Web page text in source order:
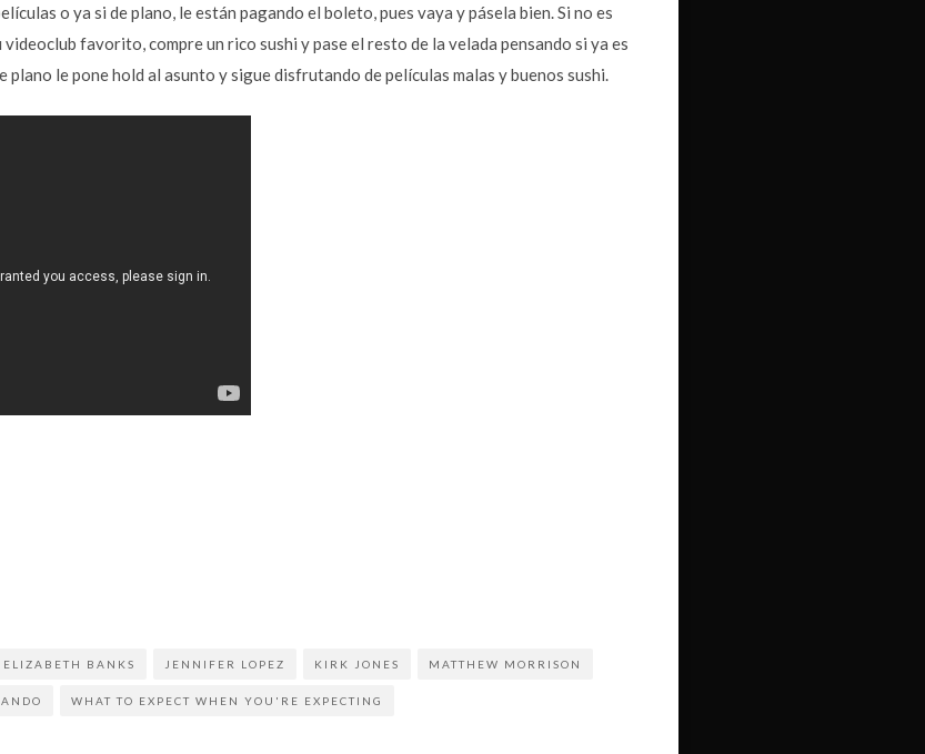
o ya si de plano, le están pagando el boleto, pues vaya y pásela bien. Si no es
favorito, compre un rico sushi y pase el resto de la velada pensando si ya es
plano le pone hold al asunto y sigue disfrutando de películas malas y buenos sushi.
ELIZABETH BANKS JENNIFER LOPEZ KIRK JONES MATTHEW MORRISON
WHAT TO EXPECT WHEN YOU'RE EXPECTING